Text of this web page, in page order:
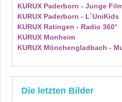
KURUX Paderborn - Junge
KURUX Paderborn - L`UniKids
KURUX Ratingen - Radio 360°
KURUX Monheim
KURUX Mönchengladbach -
Die letzten Bilder